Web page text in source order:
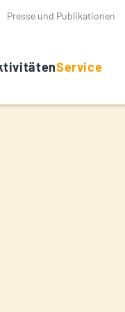
Presse und Publikationen
Service